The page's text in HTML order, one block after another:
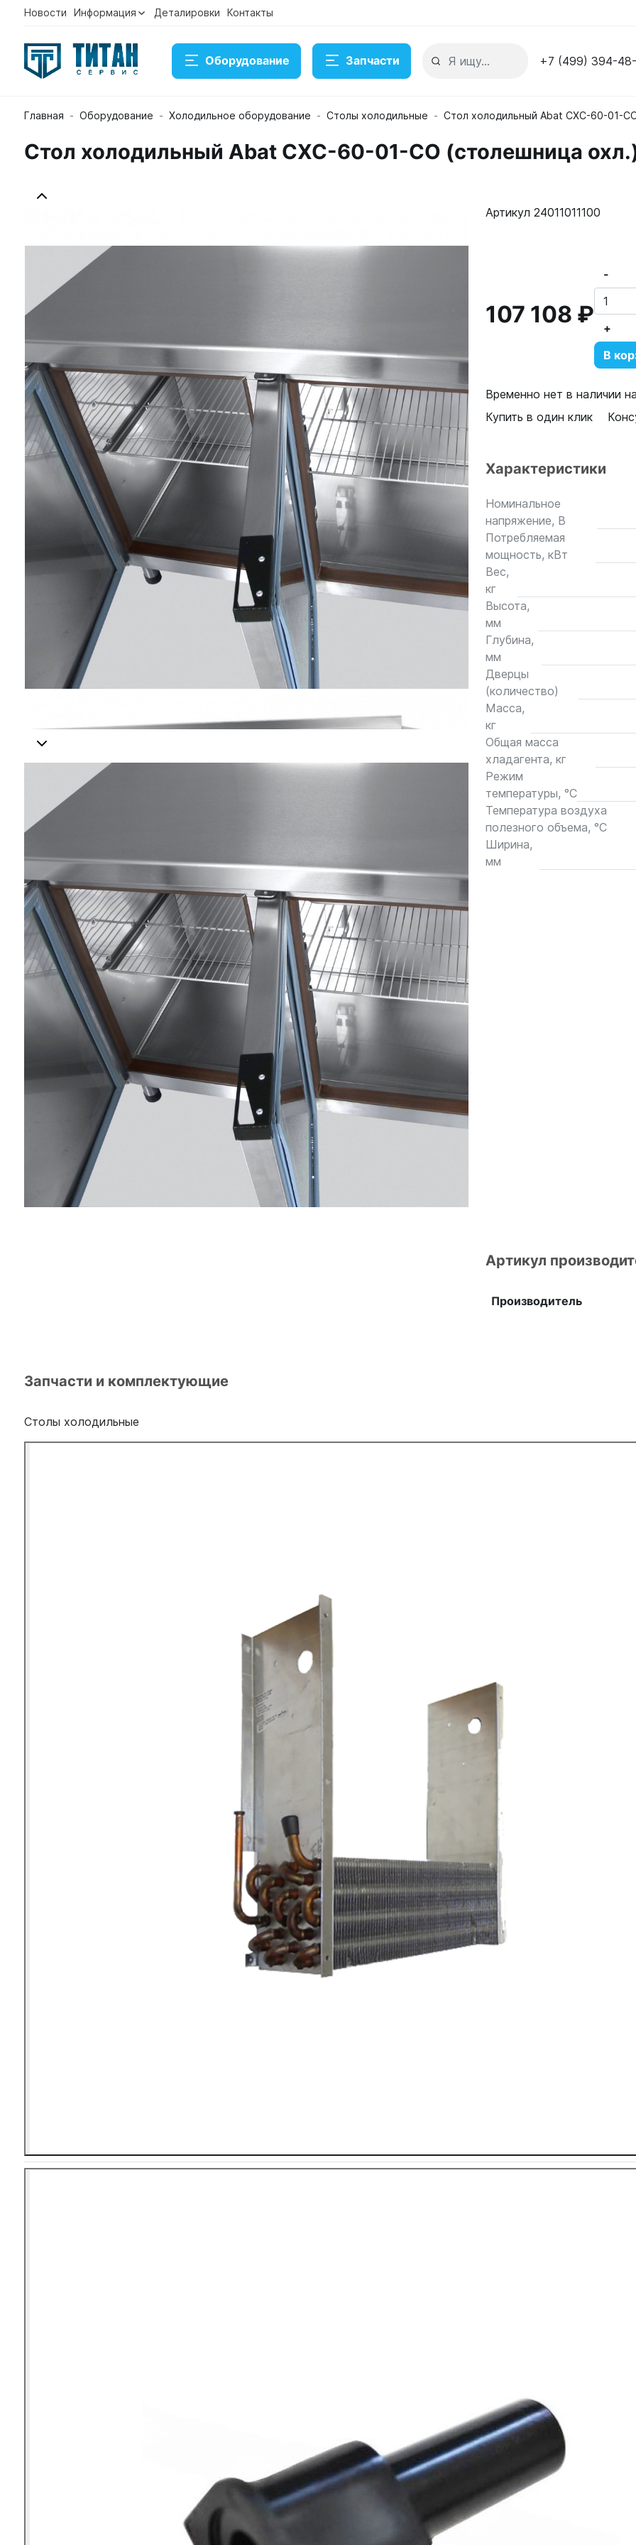
Новости Информация Деталировки Контакты
Оборудование Запчасти +7 (499) 394-
Главная Оборудование Холодильное оборудование Столы холодильные Стол холодильный Abat СХС-60-01-
Стол холодильный Abat СХС-60-01-СО (столешница охл.)
107 108 ₽
Стол холодильный Abat СХС-60-01-СО (столешница
Артикул 24011011100
107 108 ₽
-
+
В
Временно нет в наличии
Купить в один клик
Характеристики
Номинальное
напряжение, В
Потребляемая
мощность, кВт
Вес,
кг
Высота,
мм
Глубина,
мм
Дверцы
(количество)
Масса,
кг
Общая масса
хладагента, кг
Режим
температуры, °С
Температура воздуха
полезного объема, °C
Ширина,
мм
Артикул
Производитель
Запчасти и комплектующие
Столы холодильные